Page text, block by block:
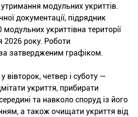
модульних укриттів.
документації, підрядник
укриттівна території
2026 року. Роботи
затвердженим графіком.
вівторок, четвер і суботу —
укриття, прибирати
та навколо споруд із його
а також очищати укриття від